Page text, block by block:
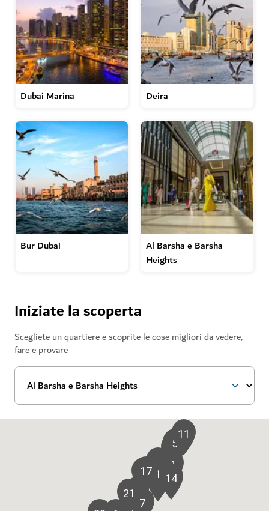
Dubai Marina Deira
Bur Dubai
Al Barsha e Barsha
Heights
Iniziate la scoperta
Scegliete un quartiere e scoprite le cose migliori da vedere,
fare e provare
2
5
7
8
9
10
11
12
1314
17
21